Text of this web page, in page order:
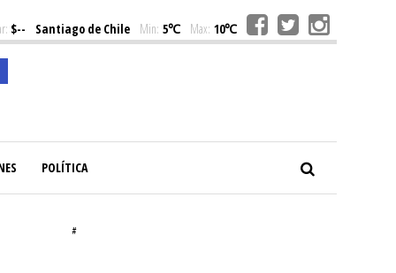
$-- Santiago de Chile Min: 5℃ Max: 10℃
POLÍTICA
#